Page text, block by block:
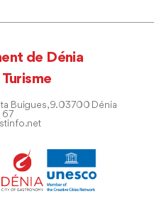
de Dénia
Buigues, 9. 03700 Dénia
67